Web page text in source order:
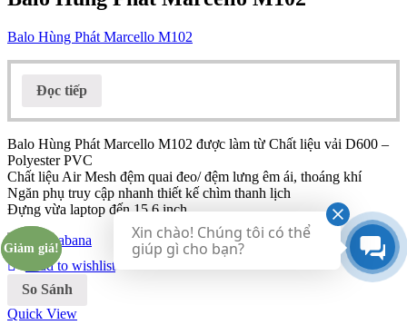
Balo Hùng Phát Marcello M102
Đọc tiếp
Balo Hùng Phát Marcello M102 được làm từ Chất liệu vải D600 –
Polyester PVC
Chất liệu Air Mesh đệm quai đeo/ đệm lưng êm ái, thoáng khí
Ngăn phụ truy cập nhanh thiết kế chìm thanh lịch
Đựng vừa laptop đến 15.6 inch
Giảm giá!
Add to wishlist
So Sánh
Quick View
Giảm giá!
Xin chào! Chúng tôi có thể
giúp gì cho bạn?